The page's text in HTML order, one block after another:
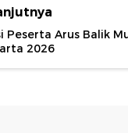
Peserta Arus Balik
2026